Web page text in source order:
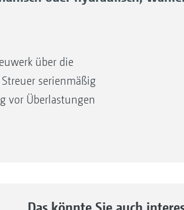
Position des Einleitsystems nicht
dreidimensionalen Streubildern
entwickelt, damit eine perfekte
Querverteilung bis zu 54 m
über die
serienmäßig
vor Überlastungen
Streuscheiben eine